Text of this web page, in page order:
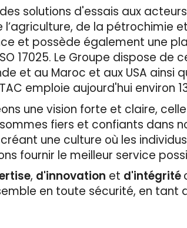
solutions d'essais aux
de la pétrochimie
et possède également une
17025. Le Groupe dispose de
et au Maroc et aux USA ainsi
emploie aujourd'hui environ
une vision forte et claire,
fiers et confiants dans
une culture où les
fournir le meilleur service
, d'innovation et d'intégrité
en toute sécurité, en tant